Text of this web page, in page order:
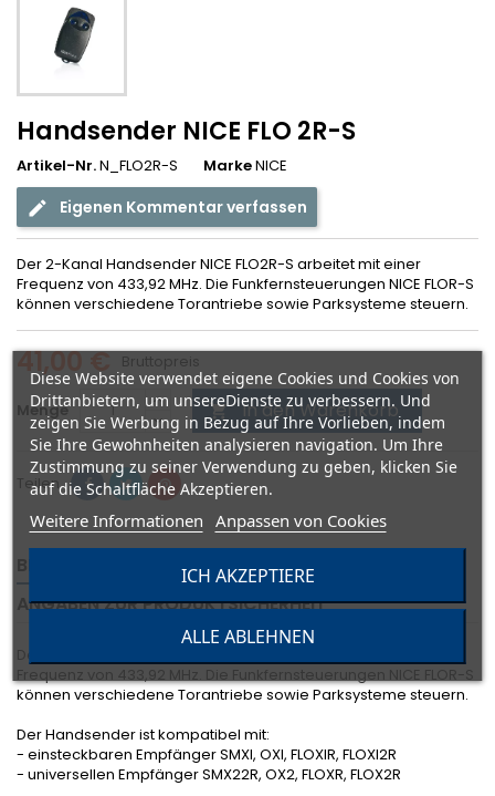
Handsender NICE FLO 2R-S
Artikel-Nr.N_FLO2R-S MarkeNICE
Eigenen Kommentar verfassen
Der 2-Kanal Handsender NICE FLO2R-S arbeitet mit einer
Frequenz von 433,92 MHz. Die Funkfernsteuerungen NICE FLOR-S
können verschiedene Torantriebe sowie Parksysteme steuern.
41,00 € Bruttopreis
Menge  In den Warenkorb
Teilen
BESCHREIBUNG ARTIKELDETAILS
ANGABEN ZUR PRODUKTSICHERHEIT
Der 2-Kanal Handsender NICE FLO2R-S arbeitet mit einer
Frequenz von 433,92 MHz. Die Funkfernsteuerungen NICE FLOR-S
können verschiedene Torantriebe sowie Parksysteme steuern.
Der Handsender ist kompatibel mit:
- einsteckbaren Empfänger SMXI, OXI, FLOXIR, FLOXI2R
- universellen Empfänger SMX22R, OX2, FLOXR, FLOX2R
Diese Website verwendet eigene Cookies und Cookies von
Drittanbietern, um unsereDienste zu verbessern. Und
zeigen Sie Werbung in Bezug auf Ihre Vorlieben, indem
Sie Ihre Gewohnheiten analysieren navigation. Um Ihre
Zustimmung zu seiner Verwendung zu geben, klicken Sie
auf die Schaltfläche Akzeptieren.
Weitere Informationen Anpassen von Cookies
ALLE ABLEHNEN
ICH AKZEPTIERE